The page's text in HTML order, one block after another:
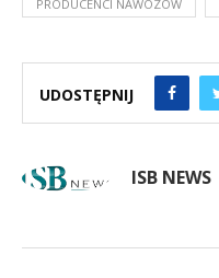
PRODUCENCI NAWOZÓW
UDOSTĘPNIJ
ISB NEWS